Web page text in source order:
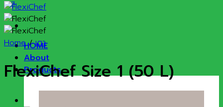
HOME
About
Products
Home / เตา
FlexiChef Size 1 (50 L)